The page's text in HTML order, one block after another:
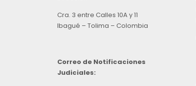
Cra. 3 entre Calles 10A y 11
Ibagué – Tolima – Colombia
Correo de Notificaciones
Judiciales: